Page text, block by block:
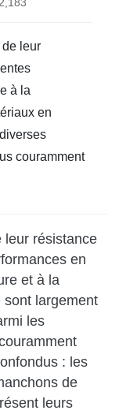
de leur
à la
en
couramment
leur résistance
en
et à la
sont largement
les
: les
de
leurs